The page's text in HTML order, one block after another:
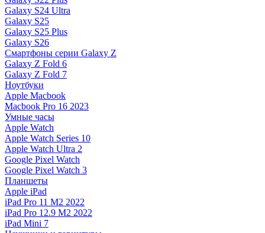
Galaxy S24 Ultra
Galaxy S25
Galaxy S25 Plus
Galaxy S26
Смартфоны серии Galaxy Z
Galaxy Z Fold 6
Galaxy Z Fold 7
Ноутбуки
Apple Macbook
Macbook Pro 16 2023
Умные часы
Apple Watch
Apple Watch Series 10
Apple Watch Ultra 2
Google Pixel Watch
Google Pixel Watch 3
Планшеты
Apple iPad
iPad Pro 11 M2 2022
iPad Pro 12.9 M2 2022
iPad Mini 7